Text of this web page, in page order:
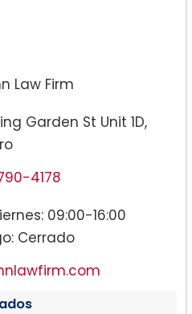
Law Firm
Garden St Unit 1D,
4178
09:00-16:00
Cerrado